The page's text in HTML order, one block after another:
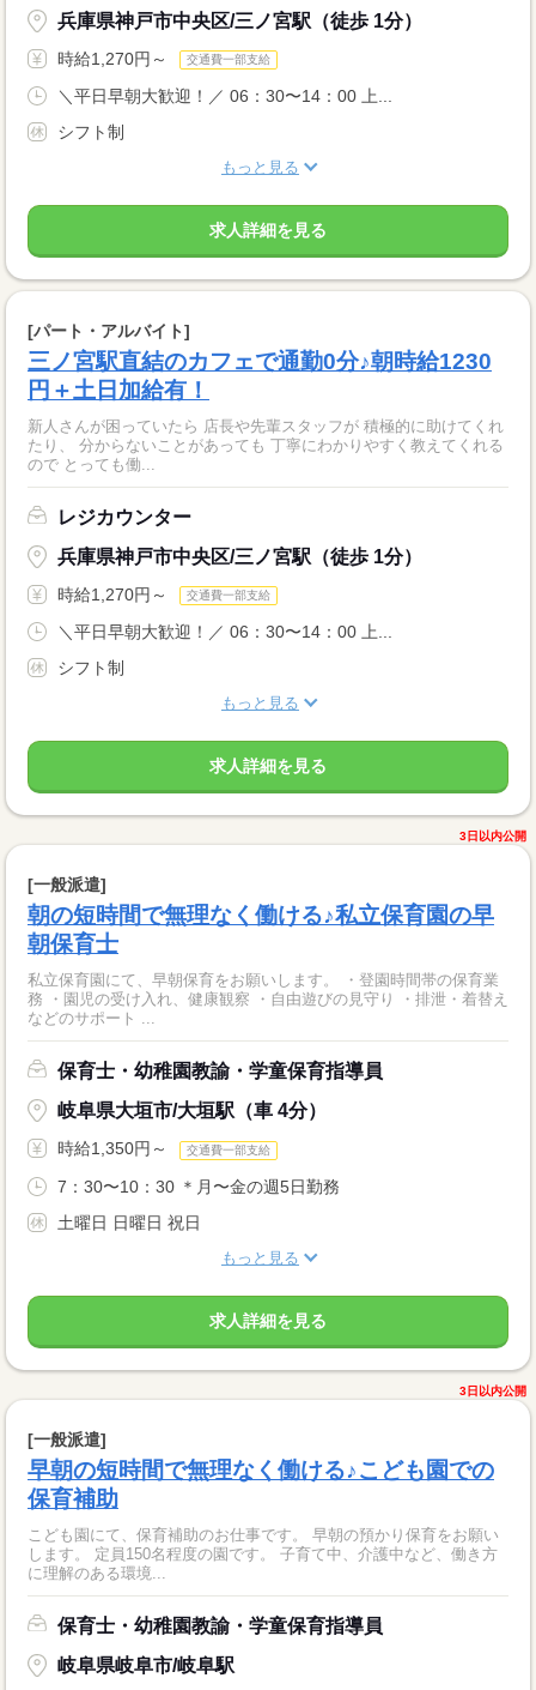
兵庫県神戸市中央区/三ノ宮駅（徒歩 1分）
時給1,270円～ 交通費一部支給
＼平日早朝大歓迎！／ 06：30〜14：00 上...
シフト制
もっと見る
求人詳細を見る
[パート・アルバイト]
三ノ宮駅直結のカフェで通勤0分♪朝時給1230
円＋土日加給有！
新人さんが困っていたら 店長や先輩スタッフが 積極的に助けてくれ
たり、 分からないことがあっても 丁寧にわかりやすく教えてくれる
ので とっても働...
レジカウンター
兵庫県神戸市中央区/三ノ宮駅（徒歩 1分）
時給1,270円～ 交通費一部支給
＼平日早朝大歓迎！／ 06：30〜14：00 上...
シフト制
もっと見る
求人詳細を見る
3日以内公開
[一般派遣]
朝の短時間で無理なく働ける♪私立保育園の早
朝保育士
私立保育園にて、早朝保育をお願いします。 ・登園時間帯の保育業
務 ・園児の受け入れ、健康観察 ・自由遊びの見守り ・排泄・着替え
などのサポート ...
保育士・幼稚園教諭・学童保育指導員
岐阜県大垣市/大垣駅（車 4分）
時給1,350円～ 交通費一部支給
7：30〜10：30 ＊月〜金の週5日勤務
土曜日 日曜日 祝日
もっと見る
求人詳細を見る
3日以内公開
[一般派遣]
早朝の短時間で無理なく働ける♪こども園での
保育補助
こども園にて、保育補助のお仕事です。 早朝の預かり保育をお願い
します。 定員150名程度の園です。 子育て中、介護中など、働き方
に理解のある環境...
保育士・幼稚園教諭・学童保育指導員
岐阜県岐阜市/岐阜駅